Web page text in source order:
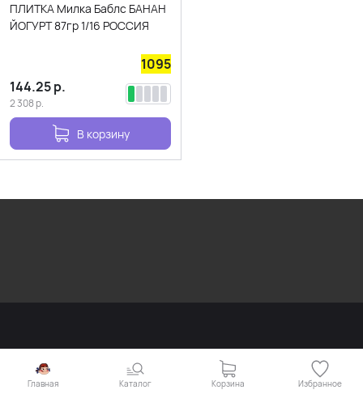
ПЛИТКА Милка Баблс БАНАН
ЙОГУРТ 87гр 1/16 РОССИЯ
1095
144.25р.
2 308р.
В корзину
Главная Каталог Корзина Избранное